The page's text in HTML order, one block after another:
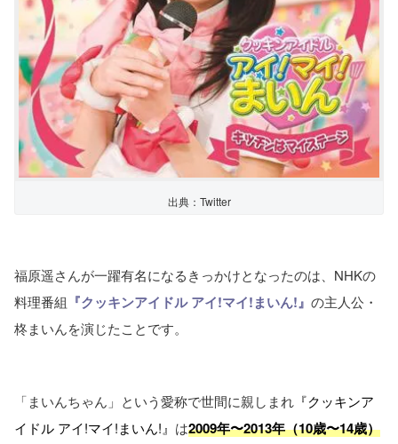
出典：Twitter
福原遥さんが一躍有名になるきっかけとなったのは、NHKの
料理番組 『クッキンアイドル アイ!マイ!まいん!』 の主人公・
柊まいんを演じたことです。
「まいんちゃん」という愛称で世間に親しまれ 『クッキンア
イドル アイ!マイ!まいん!』 は2009年〜2013年（10歳〜14歳）